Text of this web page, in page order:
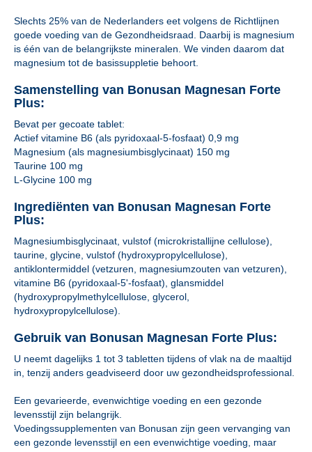
Slechts 25% van de Nederlanders eet volgens de Richtlijnen
goede voeding van de Gezondheidsraad. Daarbij is magnesium
is één van de belangrijkste mineralen. We vinden daarom dat
magnesium tot de basissuppletie behoort.
Samenstelling van Bonusan Magnesan Forte
Plus:
Bevat per gecoate tablet:
Actief vitamine B6 (als pyridoxaal-5-fosfaat) 0,9 mg
Magnesium (als magnesiumbisglycinaat) 150 mg
Taurine 100 mg
L-Glycine 100 mg
Ingrediënten van Bonusan Magnesan Forte
Plus:
Magnesiumbisglycinaat, vulstof (microkristallijne cellulose),
taurine, glycine, vulstof (hydroxypropylcellulose),
antiklontermiddel (vetzuren, magnesiumzouten van vetzuren),
vitamine B6 (pyridoxaal-5'-fosfaat), glansmiddel
(hydroxypropylmethylcellulose, glycerol,
hydroxypropylcellulose).
Gebruik van Bonusan Magnesan Forte Plus:
U neemt dagelijks 1 tot 3 tabletten tijdens of vlak na de maaltijd
in, tenzij anders geadviseerd door uw gezondheidsprofessional.
Een gevarieerde, evenwichtige voeding en een gezonde
levensstijl zijn belangrijk.
Voedingssupplementen van Bonusan zijn geen vervanging van
een gezonde levensstijl en een evenwichtige voeding, maar